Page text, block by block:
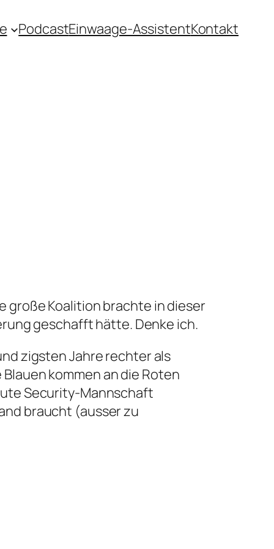
PodcastEinwaage-AssistentKontakt
große Koalition brachte in dieser
geschafft hätte. Denke ich.
zigsten Jahre rechter als
kommen an die Roten
Security-Mannschaft
braucht (ausser zu